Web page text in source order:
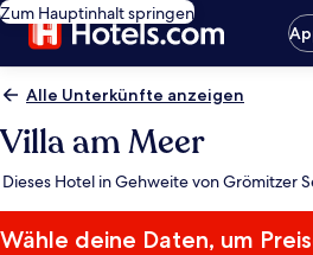
Zum Hauptinhalt springen
Alle Unterkünfte anzeigen
Villa am Meer
Dieses Hotel in Gehweite von Grömitzer
Wähle deine Daten, um